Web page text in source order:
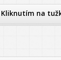
na